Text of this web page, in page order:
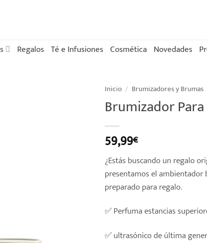
Regalos Té e Infusiones Cosmética Novedades
Inicio / Brumizadores y Brumas
Brumizador Para
59,99€
¿Estás buscando un regalo
presentamos el ambientador
preparado para regalo.
✅ Perfuma estancias
✅ ultrasónico de última